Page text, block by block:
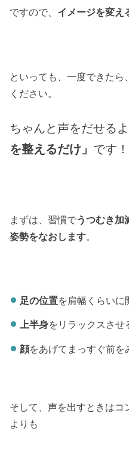
ですので、 イメージを変え
といっても、一度できたら
ください。
ちゃんと声をだせる
を整えるだけ」 です！
まずは、習慣でうつむき加
姿勢をなおします。
足の位置を肩幅くらいに
上半身をリラックスさせ
顔をあげてまっすぐ前を
そして、声を出すときはコ
よりも